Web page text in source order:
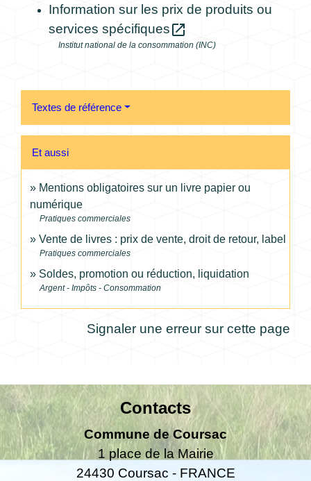
Information sur les prix de produits ou
services spécifiquesopen_in_new
Institut national de la consommation (INC)
Textes de référence
Et aussi
Mentions obligatoires sur un livre papier ou
numérique
Pratiques commerciales
Vente de livres : prix de vente, droit de retour, label
Pratiques commerciales
Soldes, promotion ou réduction, liquidation
Argent - Impôts - Consommation
Signaler une erreur sur cette page
Contacts
Commune de Coursac
1 place de la Mairie
24430 Coursac - FRANCE